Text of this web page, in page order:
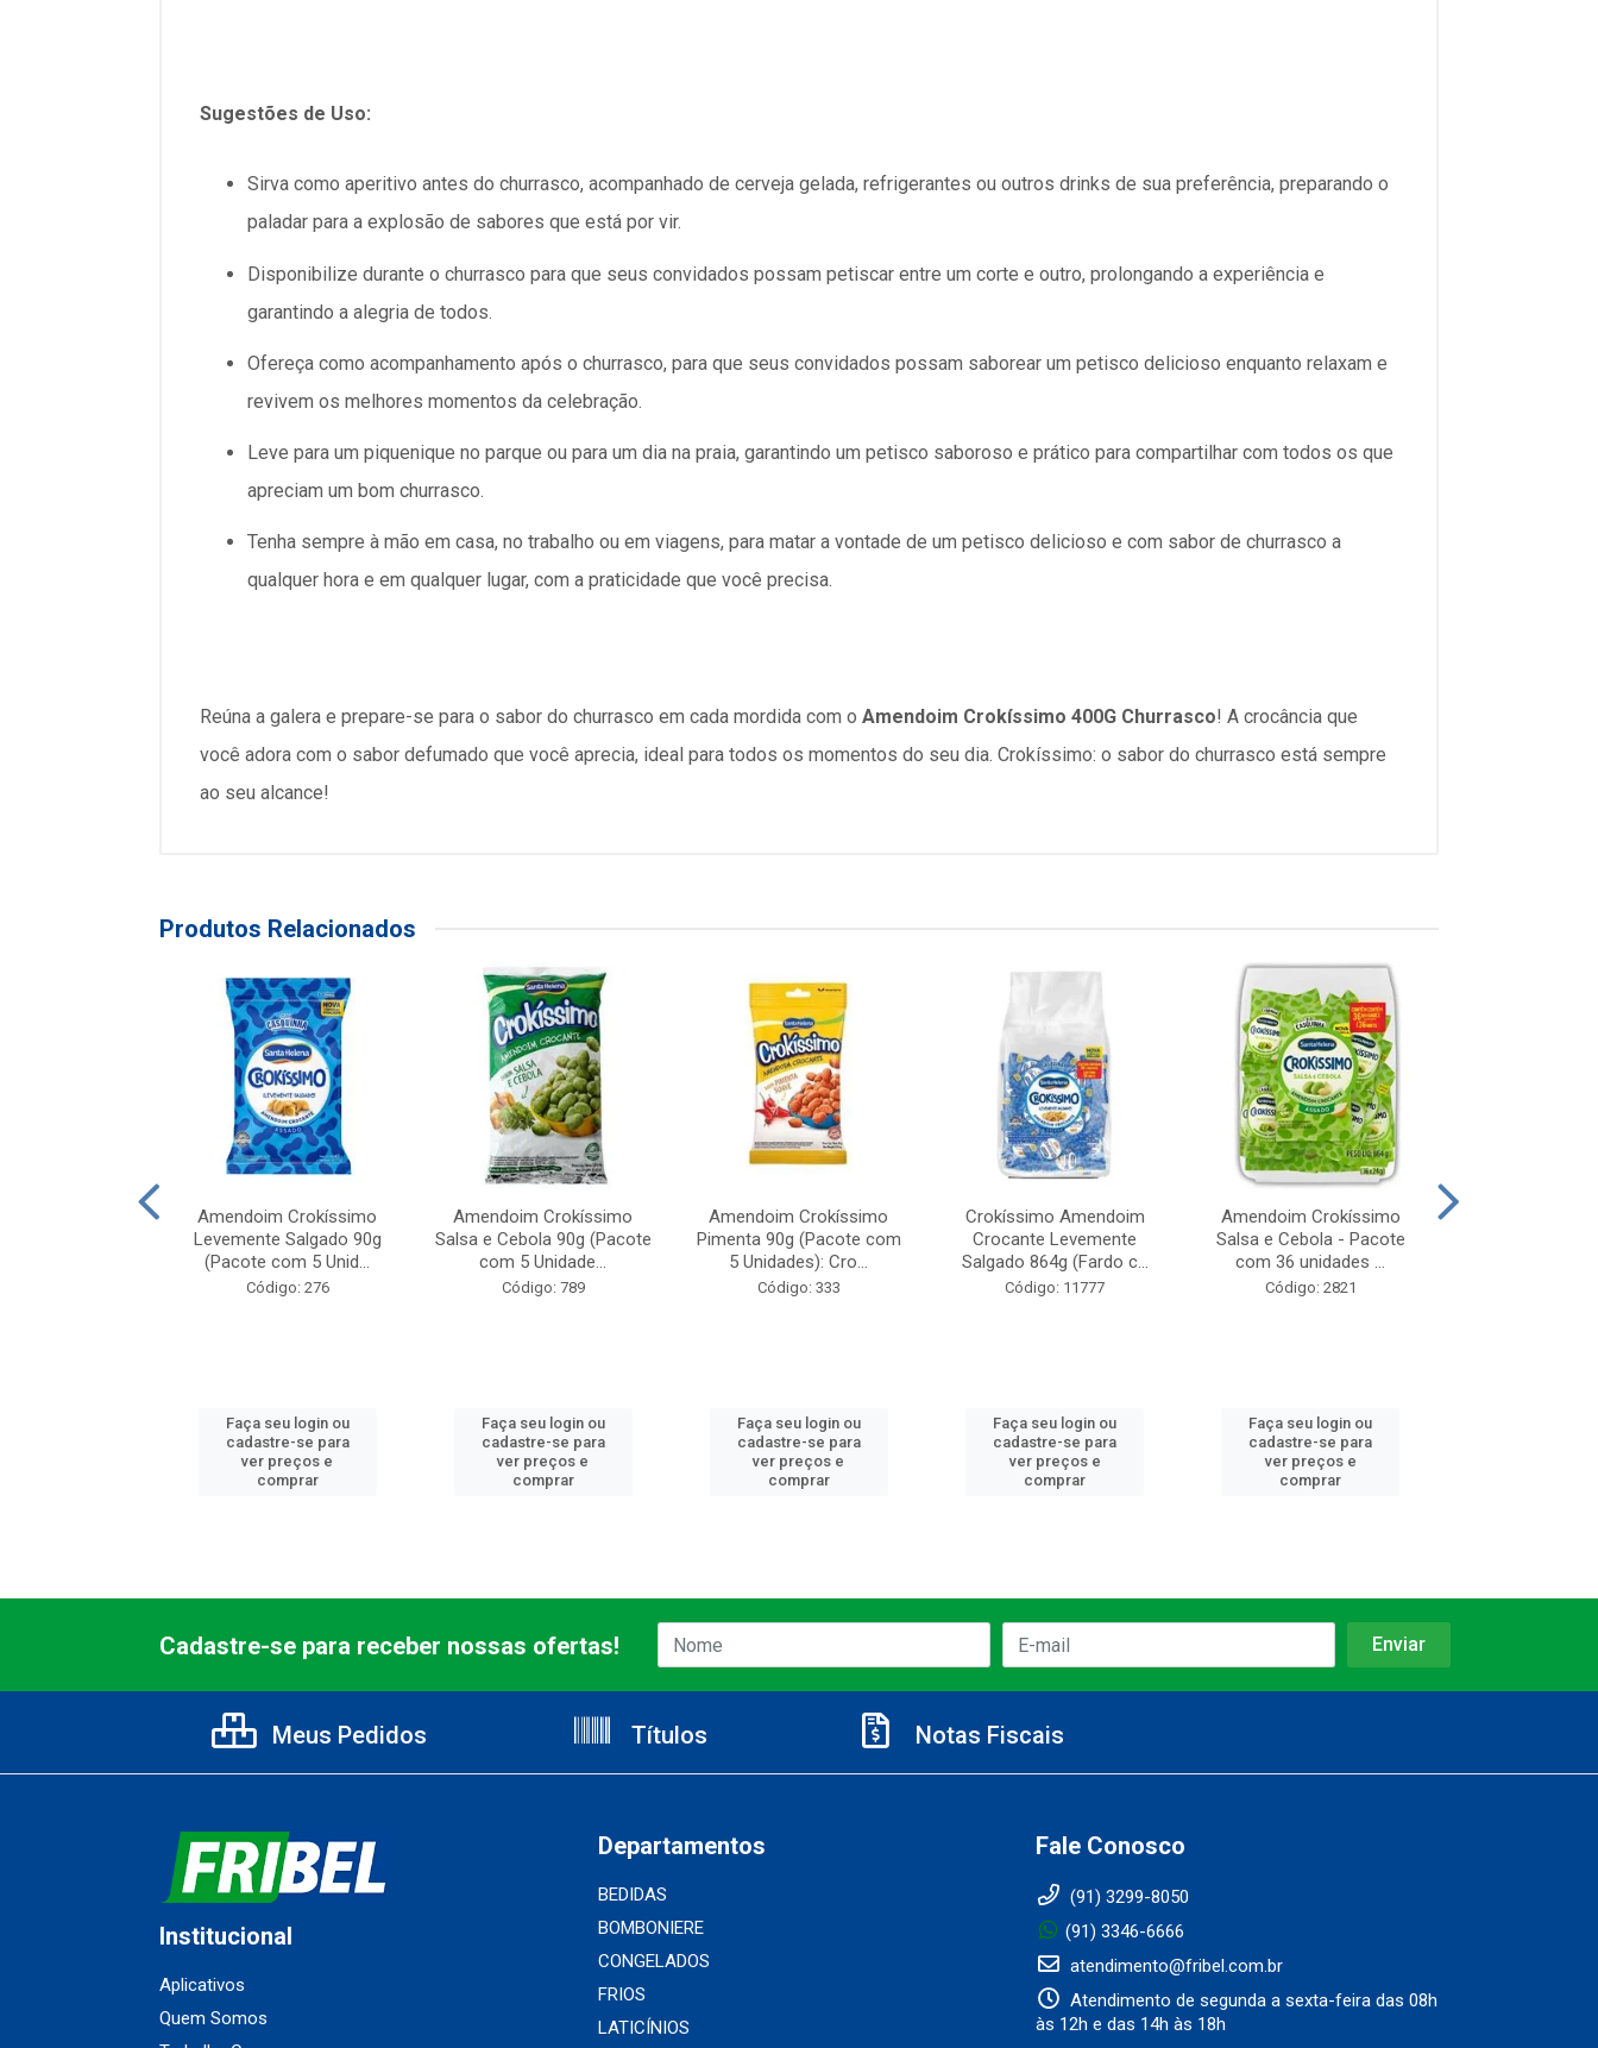
Sugestões de Uso:
Sirva como aperitivo antes do churrasco, acompanhado de cerveja gelada, refrigerantes ou outros drinks de sua preferência, preparando o
paladar para a explosão de sabores que está por vir.
Disponibilize durante o churrasco para que seus convidados possam petiscar entre um corte e outro, prolongando a experiência e
garantindo a alegria de todos.
Ofereça como acompanhamento após o churrasco, para que seus convidados possam saborear um petisco delicioso enquanto relaxam e
revivem os melhores momentos da celebração.
Leve para um piquenique no parque ou para um dia na praia, garantindo um petisco saboroso e prático para compartilhar com todos os que
apreciam um bom churrasco.
Tenha sempre à mão em casa, no trabalho ou em viagens, para matar a vontade de um petisco delicioso e com sabor de churrasco a
qualquer hora e em qualquer lugar, com a praticidade que você precisa.
Reúna a galera e prepare-se para o sabor do churrasco em cada mordida com o Amendoim Crokíssimo 400G Churrasco! A crocância que
você adora com o sabor defumado que você aprecia, ideal para todos os momentos do seu dia. Crokíssimo: o sabor do churrasco está sempre
ao seu alcance!
Produtos Relacionados
Amendoim Crokíssimo
Levemente Salgado 90g
(Pacote com 5 Unid...
Código: 276
Faça seu login ou
cadastre-se para
ver preços e
comprar
Amendoim Crokíssimo
Salsa e Cebola 90g (Pacote
com 5 Unidade...
Código: 789
Faça seu login ou
cadastre-se para
ver preços e
comprar
Amendoim Crokíssimo
Pimenta 90g (Pacote com
5 Unidades): Cro...
Código: 333
Faça seu login ou
cadastre-se para
ver preços e
comprar
Crokíssimo Amendoim
Crocante Levemente
Salgado 864g (Fardo c...
Código: 11777
Faça seu login ou
cadastre-se para
ver preços e
comprar
Amendoim Crokíssimo
Salsa e Cebola - Pacote
com 36 unidades ...
Código: 2821
Faça seu login ou
cadastre-se para
ver preços e
comprar
Cadastre-se para receber nossas ofertas!
Meus Pedidos Títulos Notas Fiscais
Institucional
Aplicativos
Quem Somos
Departamentos
BEDIDAS
BOMBONIERE
CONGELADOS
FRIOS
LATICÍNIOS
Fale Conosco
(91) 3299-8050
(91) 3346-6666
atendimento@fribel.com.br
Atendimento de segunda a sexta-feira das 08h
às 12h e das 14h às 18h